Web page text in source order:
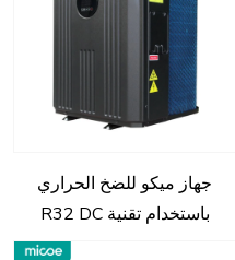
جهاز ميكو للضخ الحراري
باستخدام تقنية R32 DC
الكاملة لتسخين المياه في